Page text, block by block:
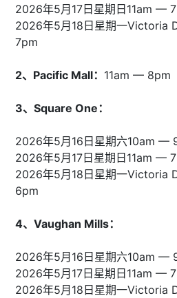
2026年5月17日星期日11am —
2026年5月18日星期一Victoria
7pm
2、Pacific Mall： 11am — 8pm
3、Square One：
2026年5月16日星期六10am —
2026年5月17日星期日11am —
2026年5月18日星期一Victoria
6pm
4、Vaughan Mills：
2026年5月16日星期六10am —
2026年5月17日星期日11am —
2026年5月18日星期一Victoria